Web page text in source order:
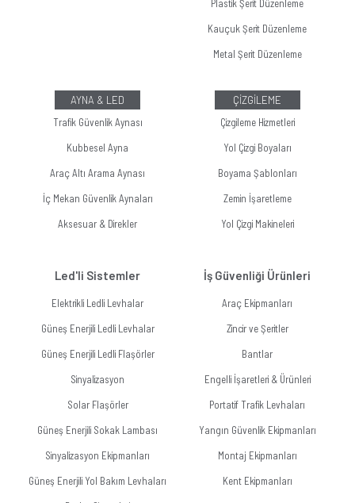
Plastik Şerit Düzenleme
Kauçuk Şerit Düzenleme
Metal Şerit Düzenleme
AYNA & LED
Trafik Güvenlik Aynası
Kubbesel Ayna
Araç Altı Arama Aynası
İç Mekan Güvenlik Aynaları
Aksesuar & Direkler
Led'li Sistemler
Elektrikli Ledli Levhalar
Güneş Enerjili Ledli Levhalar
Güneş Enerjili Ledli Flaşörler
Sinyalizasyon
Solar Flaşörler
Güneş Enerjili Sokak Lambası
Sinyalizasyon Ekipmanları
Güneş Enerjili Yol Bakım Levhaları
ÇİZGİLEME
Çizgileme Hizmetleri
Yol Çizgi Boyaları
Boyama Şablonları
Zemin İşaretleme
Yol Çizgi Makineleri
İş Güvenliği Ürünleri
Araç Ekipmanları
Zincir ve Şeritler
Bantlar
Engelli İşaretleri & Ürünleri
Portatif Trafik Levhaları
Yangın Güvenlik Ekipmanları
Montaj Ekipmanları
Kent Ekipmanları